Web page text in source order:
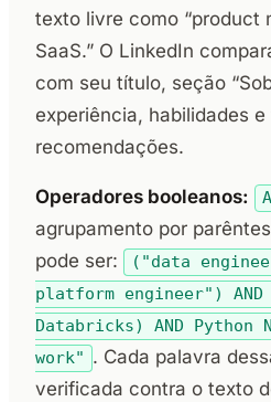
texto livre como “product
SaaS.” O LinkedIn
com seu título, seção
experiência, habilidades
recomendações.
Operadores booleanos:
agrupamento por
pode ser:
("data
platform engineer") AND
Databricks) AND Python
work" . Cada palavra
verificada contra o texto